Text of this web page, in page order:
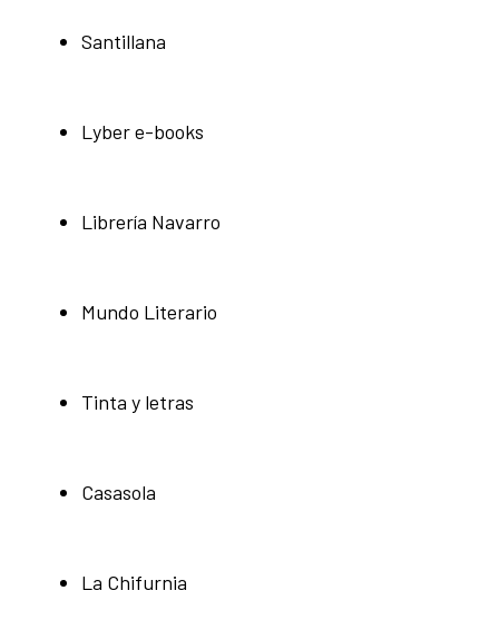
Santillana
Lyber e-books
Librería Navarro
Mundo Literario
Tinta y letras
Casasola
La Chifurnia